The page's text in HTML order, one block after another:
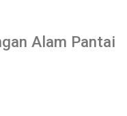
Alam Pantai